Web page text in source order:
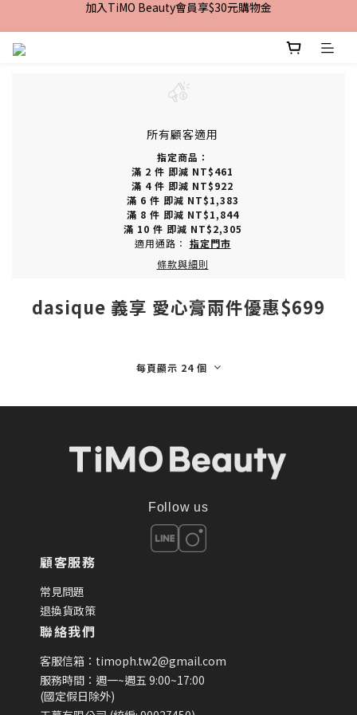
加入TiMO Beauty會員享$30元購物金
加入TiMO Beauty會員享$30元購物金
宅配｜台灣本島滿$2,499免運 | 台灣離島滿$2,999免運
加入TiMO Beauty會員享$30元購物金
所有顧客適用
指定商品：
滿 2 件 即減 NT$461
滿 4 件 即減 NT$922
滿 6 件 即減 NT$1,383
滿 8 件 即減 NT$1,844
滿 10 件 即減 NT$2,305
適用通路： 指定門市
條款與細則
dasique 義享 愛心膏兩件優惠$699
每頁顯示 24 個
Follow us
顧客服務
常見問題
退換貨政策
聯絡我們
客服信箱：timoph.tw2@gmail.com
服務時間：週一~週五 9:00~17:00
(國定假日除外)